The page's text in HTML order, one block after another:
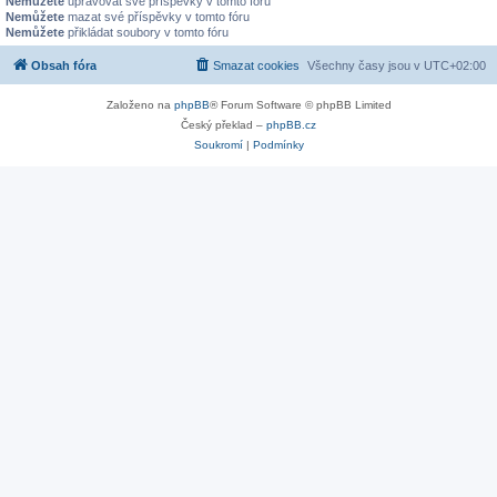
Nemůžete mazat své příspěvky v tomto fóru
Nemůžete přikládat soubory v tomto fóru
Obsah fóra Všechny časy jsou v UTC+02:00
Smazat cookies
Založeno na phpBB® Forum Software © phpBB Limited
Český překlad – phpBB.cz
Soukromí| Podmínky